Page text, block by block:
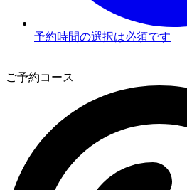
予約時間の選択は必須です
ご予約コース